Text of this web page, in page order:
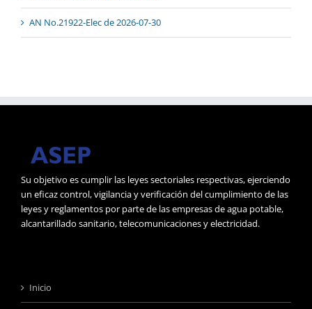
AN No.21922-Elec de 2026-07-30
Su objetivo es cumplir las leyes sectoriales respectivas, ejerciendo
un eficaz control, vigilancia y verificación del cumplimiento de las
leyes y reglamentos por parte de las empresas de agua potable,
alcantarillado sanitario, telecomunicaciones y electricidad.
Inicio